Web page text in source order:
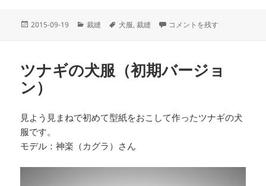
投
2015-09-19
カ
ー
裁縫
タ
犬服,裁縫 ツナギの犬服（現バージョン
コメントを残す
ツナギの犬服（初期バージョ
ン）
見よう見まねで初めて型紙をおこして作ったツナギの犬
服です。
モデル：神楽（カグラ）さん